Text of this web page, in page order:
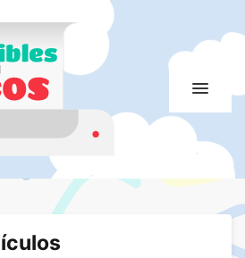
para
Juegos. Imágenes educativas